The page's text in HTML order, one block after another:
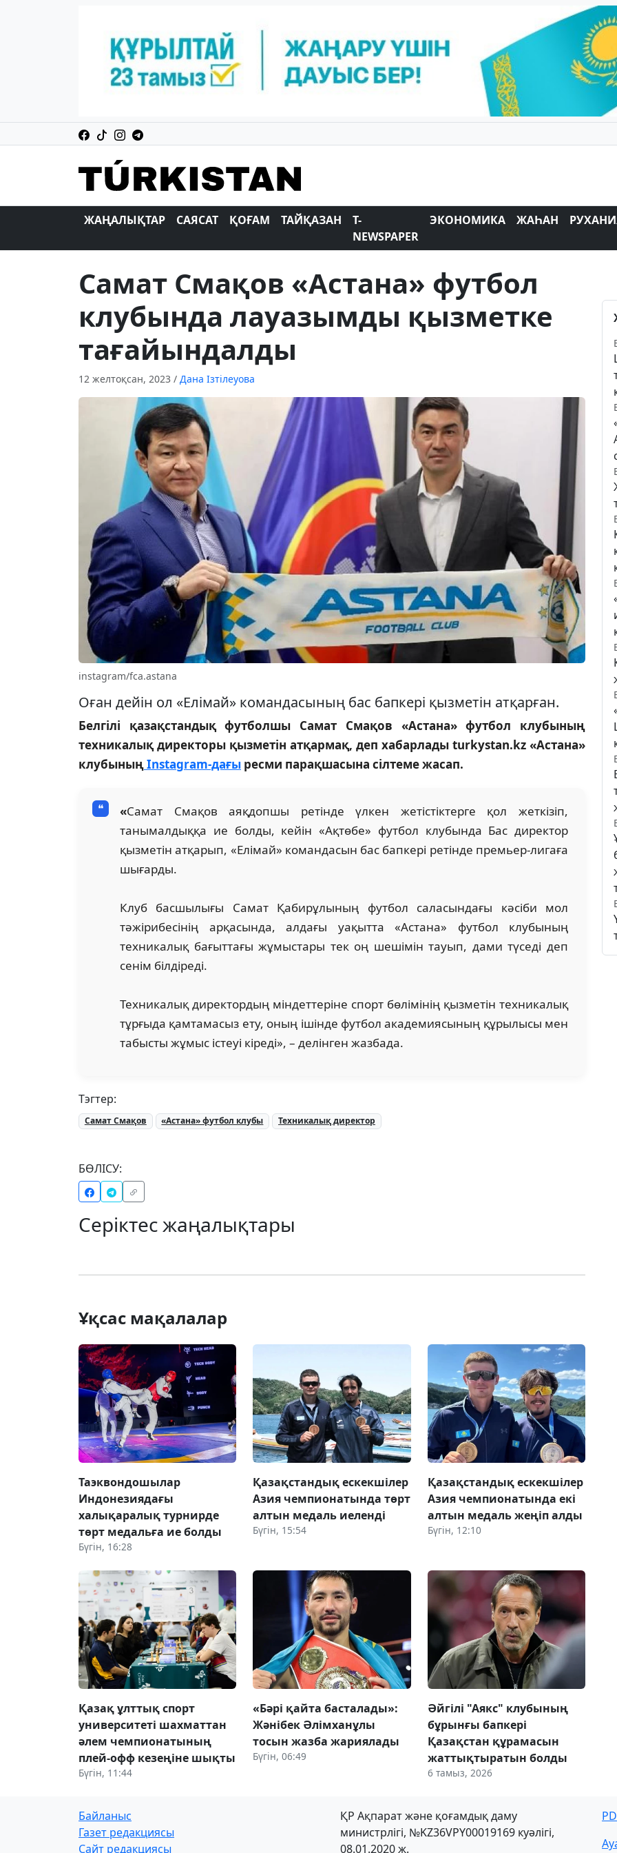
ЖАҢАЛЫҚТАР САЯСАТ ҚОҒАМ ТАЙҚАЗАН
T-
NEWSPAPER
ЭКОНОМИКА ЖАҺАН
Самат Смақов «Астана» футбол
клубында лауазымды қызметке
тағайындалды
12 желтоқсан, 2023 / Дана Ізтілеуова
instagram/fca.astana
Оған дейін ол «Елімай» командасының бас бапкері қызметін атқарған.
Белгілі қазақстандық футболшы Самат Смақов «Астана» футбол клубының
техникалық директоры қызметін атқармақ, деп хабарлады turkystan.kz «Астана»
клубыныңInstagram-дағы ресми парақшасына сілтеме жасап.
«Самат Смақов аяқдопшы ретінде үлкен жетістіктерге қол жеткізіп,
танымалдыққа ие болды, кейін «Ақтөбе» футбол клубында Бас директор
қызметін атқарып, «Елімай» командасын бас бапкері ретінде премьер-лигаға
шығарды.
Клуб басшылығы Самат Қабирұлының футбол саласындағы кәсіби мол
тәжірибесінің арқасында, алдағы уақытта «Астана» футбол клубының
техникалық бағыттағы жұмыстары тек оң шешімін тауып, дами түседі деп
сенім білдіреді.
Техникалық директордың міндеттеріне спорт бөлімінің қызметін техникалық
тұрғыда қамтамасыз ету, оның ішінде футбол академиясының құрылысы мен
табысты жұмыс істеуі кіреді», – делінген жазбада.
Тэгтер:
Самат Смақов «Астана» футбол клубы Техникалық директор
БӨЛІСУ:
Серіктес жаңалықтары
Ұқсас мақалалар
Таэквондошылар
Индонезиядағы
халықаралық турнирде
төрт медальға ие болды
Бүгін, 16:28
Қазақстандық ескекшілер
Азия чемпионатында төрт
алтын медаль иеленді
Бүгін, 15:54
Қазақстандық ескекшілер
Азия чемпионатында екі
алтын медаль жеңіп алды
Бүгін, 12:10
Қазақ ұлттық спорт
университеті шахматтан
әлем чемпионатының
плей-офф кезеңіне шықты
Бүгін, 11:44
«Бәрі қайта басталады»:
Жәнібек Әлімханұлы
тосын жазба жариялады
Бүгін, 06:49
Әйгілі "Аякс" клубының
бұрынғы бапкері
Қазақстан құрамасын
жаттықтыратын болды
6 тамыз, 2026
Байланыс
Газет редакциясы
Сайт редакциясы
ҚР Ақпарат және қоғамдық даму
министрлігі, №KZ36VPY00019169 куәлігі,
08.01.2020 ж.